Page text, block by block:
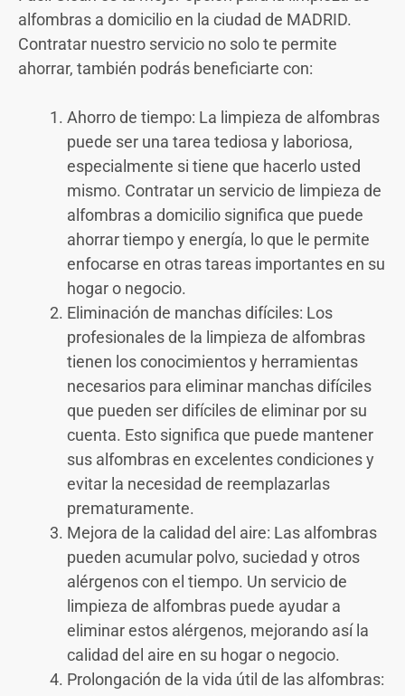
alfombras a domicilio en la ciudad de MADRID.
Contratar nuestro servicio no solo te permite
ahorrar, también podrás beneficiarte con:
Ahorro de tiempo: La limpieza de alfombras
puede ser una tarea tediosa y laboriosa,
especialmente si tiene que hacerlo usted
mismo. Contratar un servicio de limpieza de
alfombras a domicilio significa que puede
ahorrar tiempo y energía, lo que le permite
enfocarse en otras tareas importantes en su
hogar o negocio.
Eliminación de manchas difíciles: Los
profesionales de la limpieza de alfombras
tienen los conocimientos y herramientas
necesarios para eliminar manchas difíciles
que pueden ser difíciles de eliminar por su
cuenta. Esto significa que puede mantener
sus alfombras en excelentes condiciones y
evitar la necesidad de reemplazarlas
prematuramente.
Mejora de la calidad del aire: Las alfombras
pueden acumular polvo, suciedad y otros
alérgenos con el tiempo. Un servicio de
limpieza de alfombras puede ayudar a
eliminar estos alérgenos, mejorando así la
calidad del aire en su hogar o negocio.
Prolongación de la vida útil de las alfombras: